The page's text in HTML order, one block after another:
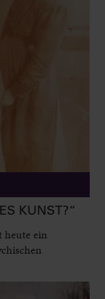
KUNST?“
heute ein